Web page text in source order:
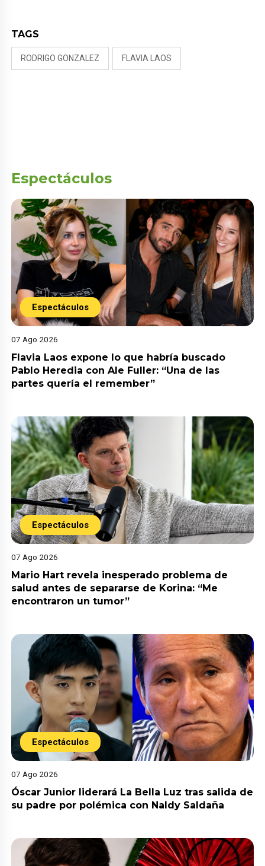
TAGS
RODRIGO GONZALEZ FLAVIA LAOS
Espectáculos
Espectáculos
07 Ago 2026
Flavia Laos expone lo que habría buscado
Pablo Heredia con Ale Fuller: “Una de las
partes quería el remember”
Espectáculos
07 Ago 2026
Mario Hart revela inesperado problema de
salud antes de separarse de Korina: “Me
encontraron un tumor”
Espectáculos
07 Ago 2026
Óscar Junior liderará La Bella Luz tras salida de
su padre por polémica con Naldy Saldaña